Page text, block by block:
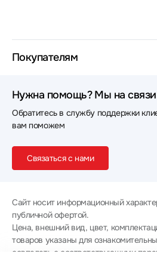
Покупателям
Нужна помощь? Мы на
Обратитесь в службу поддержки
вам поможем
Связаться с нами
Сайт носит информационный
публичной офертой.
Цена, внешний вид, цвет,
товаров указаны для